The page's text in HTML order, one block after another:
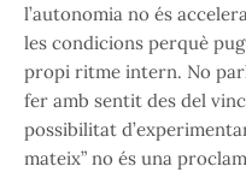
l’autonomia no és
les condicions perquè
propi ritme intern. No
fer amb sentit des del
possibilitat
mateix” no és una